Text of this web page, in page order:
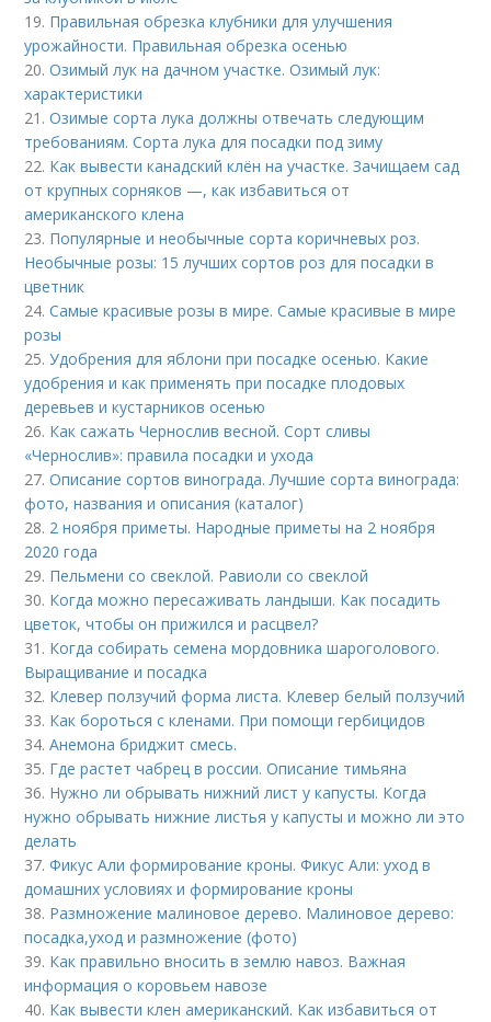
19. Правильная обрезка клубники для улучшения
урожайности. Правильная обрезка осенью
20.Озимый лук на дачном участке. Озимый лук:
характеристики
21.Озимые сорта лука должны отвечать следующим
требованиям. Сорта лука для посадки под зиму
22. Как вывести канадский клён на участке. Зачищаем сад
от крупных сорняков —, как избавиться от
американского клена
23. Популярные и необычные сорта коричневых роз.
Необычные розы: 15 лучших сортов роз для посадки в
цветник
24.Самые красивые розы в мире. Самые красивые в мире
розы
25.Удобрения для яблони при посадке осенью. Какие
удобрения и как применять при посадке плодовых
деревьев и кустарников осенью
26. Как сажать Чернослив весной. Сорт сливы
«Чернослив»: правила посадки и ухода
27.Описание сортов винограда. Лучшие сорта винограда:
фото, названия и описания (каталог)
28. 2 ноября приметы. Народные приметы на 2 ноября
2020 года
29. Пельмени со свеклой. Равиоли со свеклой
30. Когда можно пересаживать ландыши. Как посадить
цветок, чтобы он прижился и расцвел?
31. Когда собирать семена мордовника шароголового.
Выращивание и посадка
32. Клевер ползучий форма листа. Клевер белый ползучий
33. Как бороться с кленами. При помощи гербицидов
34.Анемона бриджит смесь.
35. Где растет чабрец в россии. Описание тимьяна
36. Нужно ли обрывать нижний лист у капусты. Когда
нужно обрывать нижние листья у капусты и можно ли это
делать
37.Фикус Али формирование кроны. Фикус Али: уход в
домашних условиях и формирование кроны
38. Размножение малиновое дерево. Малиновое дерево:
посадка,уход и размножение (фото)
39. Как правильно вносить в землю навоз. Важная
информация о коровьем навозе
40. Как вывести клен американский. Как избавиться от